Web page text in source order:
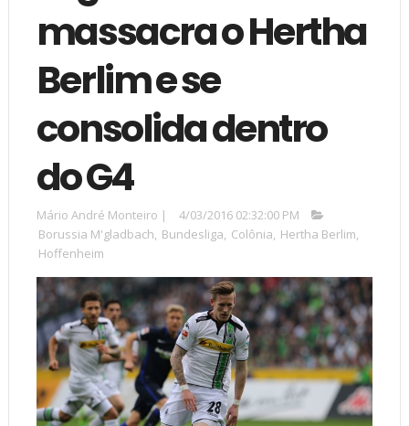
massacra o Hertha
Berlim e se
consolida dentro
do G4
Mário André Monteiro |
4/03/2016 02:32:00 PM
Borussia M'gladbach, Bundesliga, Colônia, Hertha Berlim,
Hoffenheim